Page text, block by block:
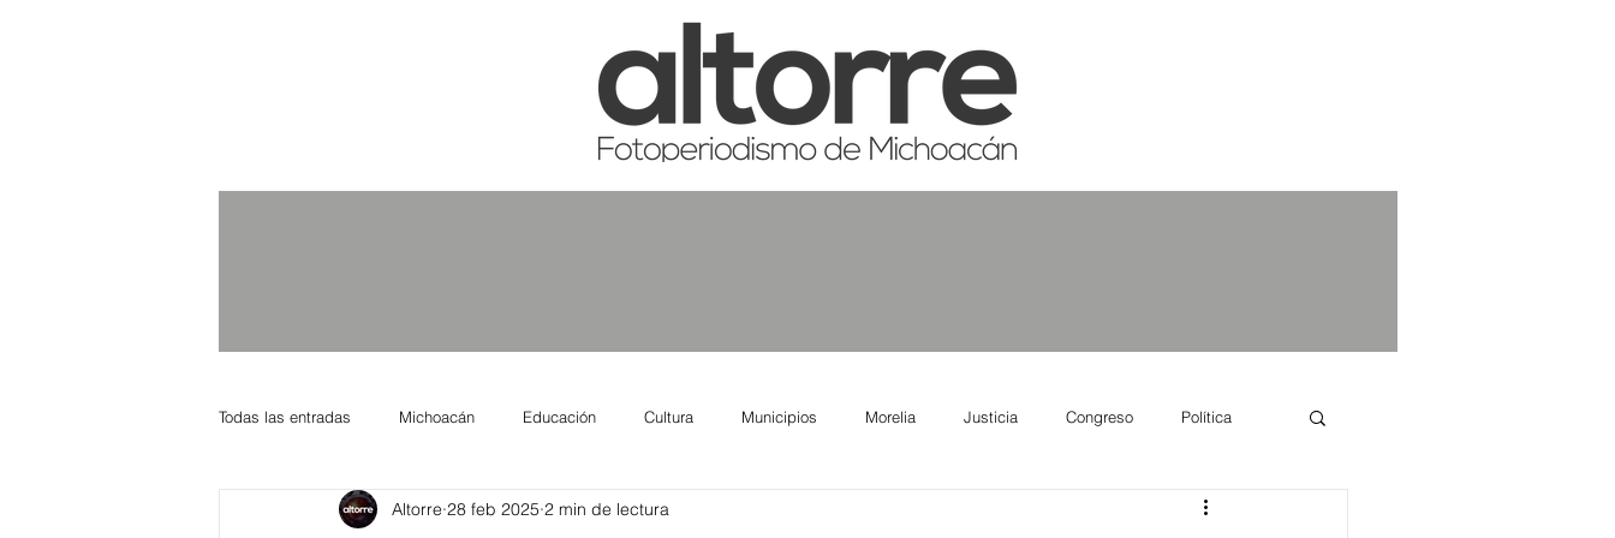
Todas las entradas Michoacán Educación Cultura Municipios Morelia Justicia Congreso Política
Nacional Internacional Columnistas Salud
Altorre 28 feb 2025 2 min de lectura